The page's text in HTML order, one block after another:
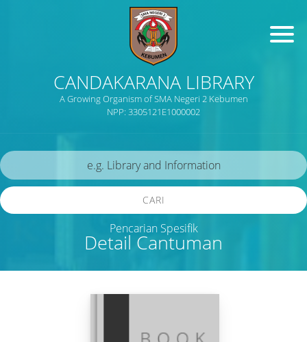
CANDAKARANA LIBRARY
A Growing Organism of SMA Negeri 2 Kebumen
NPP: 3305121E1000002
Detail Cantuman
CARI
Pencarian Spesifik